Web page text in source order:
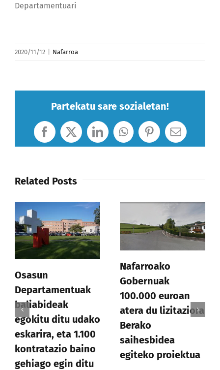
Departamentuari
2020/11/12 Nafarroa
Partekatu sare sozialetan!
Facebook
X LinkedInWhatsApp
Pinterest
Email
Related Posts
Osasun
Departamentuak
baliabideak
egokitu ditu udako
eskarira, eta 1.100
kontratazio baino
gehiago egin ditu
Nafarroako
Gobernuak
100.000 euroan
atera du lizitaziora
Berako
saihesbidea
egiteko proiektua